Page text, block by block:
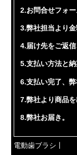
2.お問合せフォー
3.弊社担当より金
4.届け先をご返信
5.支払い方法と納
6.支払い完了、弊
7.弊社より商品を
8.弊社お届き。
電動歯ブラシ丨